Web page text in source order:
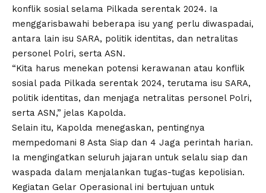
konflik sosial selama Pilkada serentak 2024. Ia
menggarisbawahi beberapa isu yang perlu diwaspadai,
antara lain isu SARA, politik identitas, dan netralitas
personel Polri, serta ASN.
“Kita harus menekan potensi kerawanan atau konflik
sosial pada Pilkada serentak 2024, terutama isu SARA,
politik identitas, dan menjaga netralitas personel Polri,
serta ASN,” jelas Kapolda.
Selain itu, Kapolda menegaskan, pentingnya
mempedomani 8 Asta Siap dan 4 Jaga perintah harian.
Ia mengingatkan seluruh jajaran untuk selalu siap dan
waspada dalam menjalankan tugas-tugas kepolisian.
Kegiatan Gelar Operasional ini bertujuan untuk